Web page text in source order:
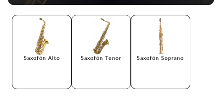
Saxofón Alto Saxofón Tenor Saxofón Soprano